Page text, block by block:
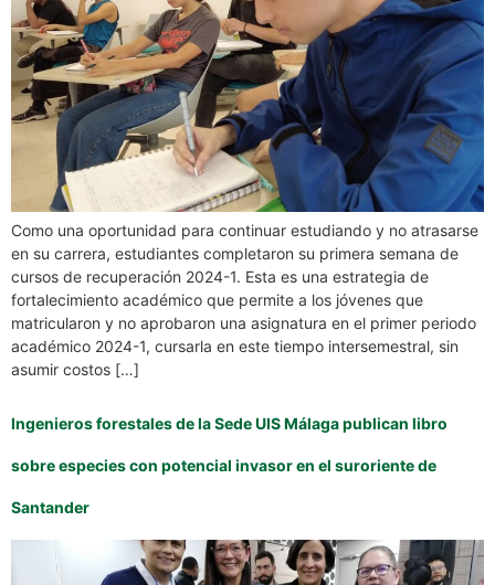
Como una oportunidad para continuar estudiando y no atrasarse
en su carrera, estudiantes completaron su primera semana de
cursos de recuperación 2024-1. Esta es una estrategia de
fortalecimiento académico que permite a los jóvenes que
matricularon y no aprobaron una asignatura en el primer periodo
académico 2024-1, cursarla en este tiempo intersemestral, sin
asumir costos […]
Ingenieros forestales de la Sede UIS Málaga publican libro
sobre especies con potencial invasor en el suroriente de
Santander